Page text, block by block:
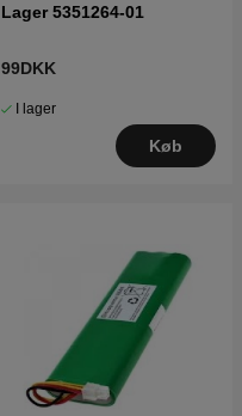
Lager 5351264-01
99DKK
I lager
Køb